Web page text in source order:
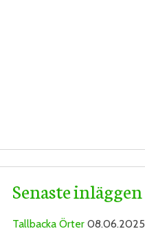
Senaste inläggen
Tallbacka Örter 08.06.2025